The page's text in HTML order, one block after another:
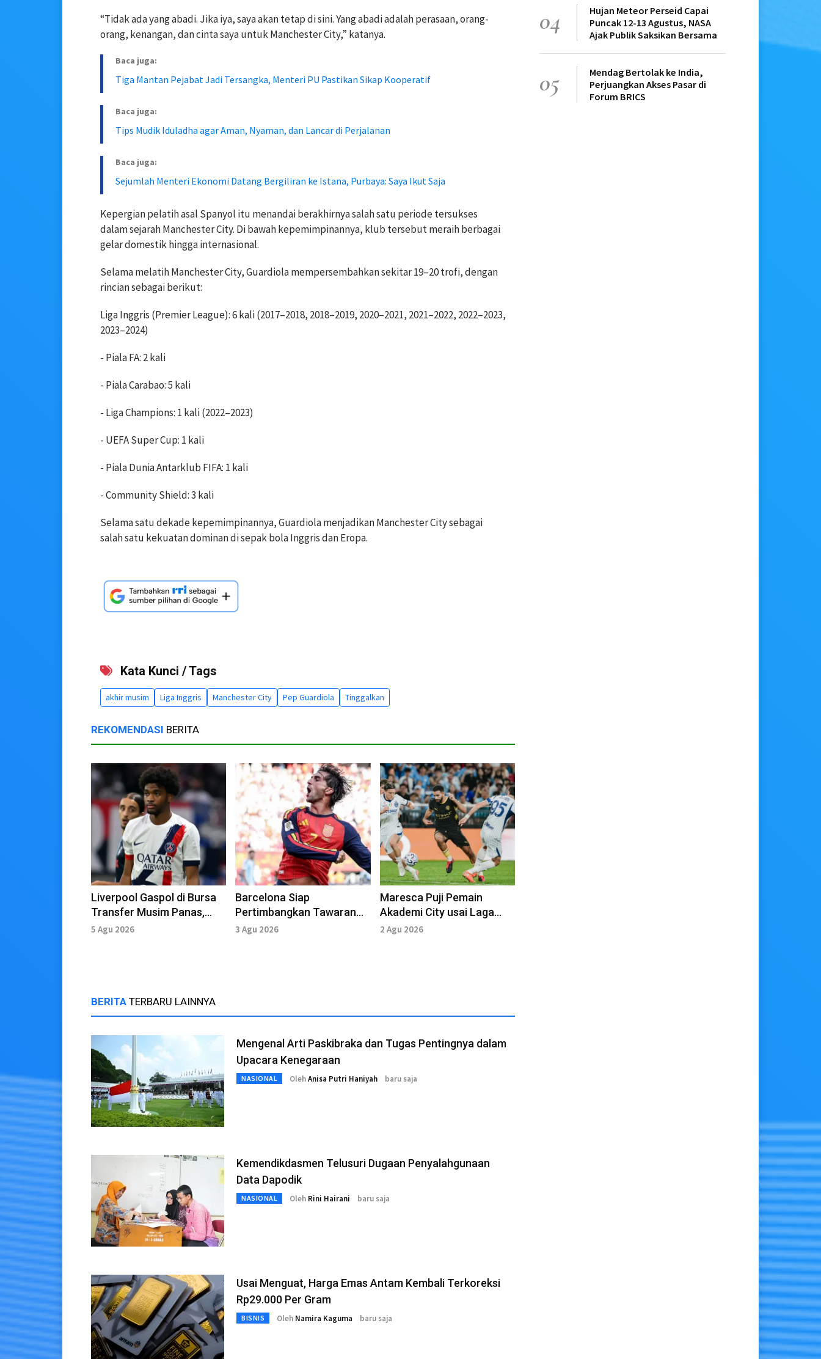
“Tidak ada yang abadi. Jika iya, saya akan tetap di sini. Yang abadi adalah perasaan, orang-
orang, kenangan, dan cinta saya untuk Manchester City,” katanya.
Baca juga:
Tiga Mantan Pejabat Jadi Tersangka, Menteri PU Pastikan Sikap Kooperatif
Baca juga:
Tips Mudik Iduladha agar Aman, Nyaman, dan Lancar di Perjalanan
Baca juga:
Sejumlah Menteri Ekonomi Datang Bergiliran ke Istana, Purbaya: Saya Ikut Saja
Kepergian pelatih asal Spanyol itu menandai berakhirnya salah satu periode tersukses
dalam sejarah Manchester City. Di bawah kepemimpinannya, klub tersebut meraih berbagai
gelar domestik hingga internasional.
Selama melatih Manchester City, Guardiola mempersembahkan sekitar 19–20 trofi, dengan
rincian sebagai berikut:
Liga Inggris (Premier League): 6 kali (2017–2018, 2018–2019, 2020–2021, 2021–2022, 2022–2023,
2023–2024)
- Piala FA: 2 kali
- Piala Carabao: 5 kali
- Liga Champions: 1 kali (2022–2023)
- UEFA Super Cup: 1 kali
- Piala Dunia Antarklub FIFA: 1 kali
- Community Shield: 3 kali
Selama satu dekade kepemimpinannya, Guardiola menjadikan Manchester City sebagai
salah satu kekuatan dominan di sepak bola Inggris dan Eropa.
Kata Kunci / Tags
akhir musim Liga Inggris Manchester City Pep Guardiola Tinggalkan
REKOMENDASI BERITA
Liverpool Gaspol di Bursa
Transfer Musim Panas,
Setelah Barcola Kini Bidik
5 Agu 2026
Barcelona Siap
Pertimbangkan Tawaran
PSG untuk Ferran Torres
3 Agu 2026
Maresca Puji Pemain
Akademi City usai Laga
Lawan Inter
2 Agu 2026
BERITA TERBARU LAINNYA
Mengenal Arti Paskibraka dan Tugas Pentingnya dalam
Upacara Kenegaraan
NASIONAL OlehAnisa Putri Haniyah baru saja
Kemendikdasmen Telusuri Dugaan Penyalahgunaan
Data Dapodik
NASIONAL Oleh Rini Hairani baru saja
Usai Menguat, Harga Emas Antam Kembali Terkoreksi
Rp29.000 Per Gram
BISNIS Oleh Namira Kaguma baru saja
04
Hujan Meteor Perseid Capai
Puncak 12-13 Agustus, NASA
Ajak Publik Saksikan Bersama
05
Mendag Bertolak ke India,
Perjuangkan Akses Pasar di
Forum BRICS